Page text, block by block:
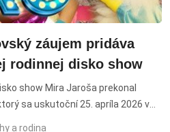
záujem pridáva
rodinnej disko show
show Mira Jaroša prekonal
sa uskutoční 25. apríla 2026 v
takmer vypredaný. Organizátori
a rodina